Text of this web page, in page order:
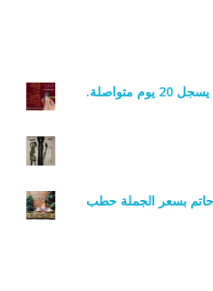
حاتم بسعر الجملة حطب